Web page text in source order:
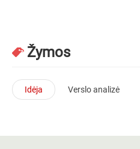
Žymos
Idėja Verslo analizė